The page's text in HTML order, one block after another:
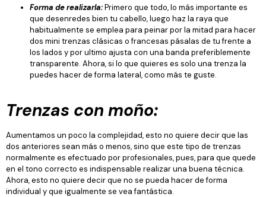
Forma de realizarla:Primero que todo, lo más importante es
que desenredes bien tu cabello, luego haz la raya que
habitualmente se emplea para peinar por la mitad para hacer
dos mini trenzas clásicas o francesas pásalas de tu frente a
los lados y por ultimo ajusta con una banda preferiblemente
transparente. Ahora, si lo que quieres es solo una trenza la
puedes hacer de forma lateral, como más te guste.
Trenzas con moño:
Aumentamos un poco la complejidad, esto no quiere decir que las
dos anteriores sean más o menos, sino que este tipo de trenzas
normalmente es efectuado por profesionales, pues, para que quede
en el tono correcto es indispensable realizar una buena técnica.
Ahora, esto no quiere decir que no se pueda hacer de forma
individual y que igualmente se vea fantástica.